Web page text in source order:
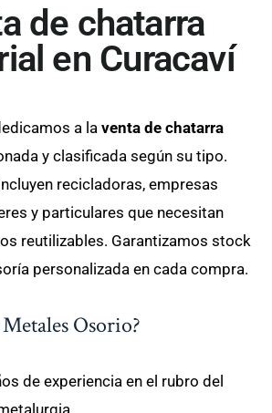
de chatarra
en Curacaví
a la venta de chatarra
y clasificada según su tipo.
recicladoras, empresas
y particulares que necesitan
reutilizables. Garantizamos stock
personalizada en cada compra.
Osorio?
de experiencia en el rubro del